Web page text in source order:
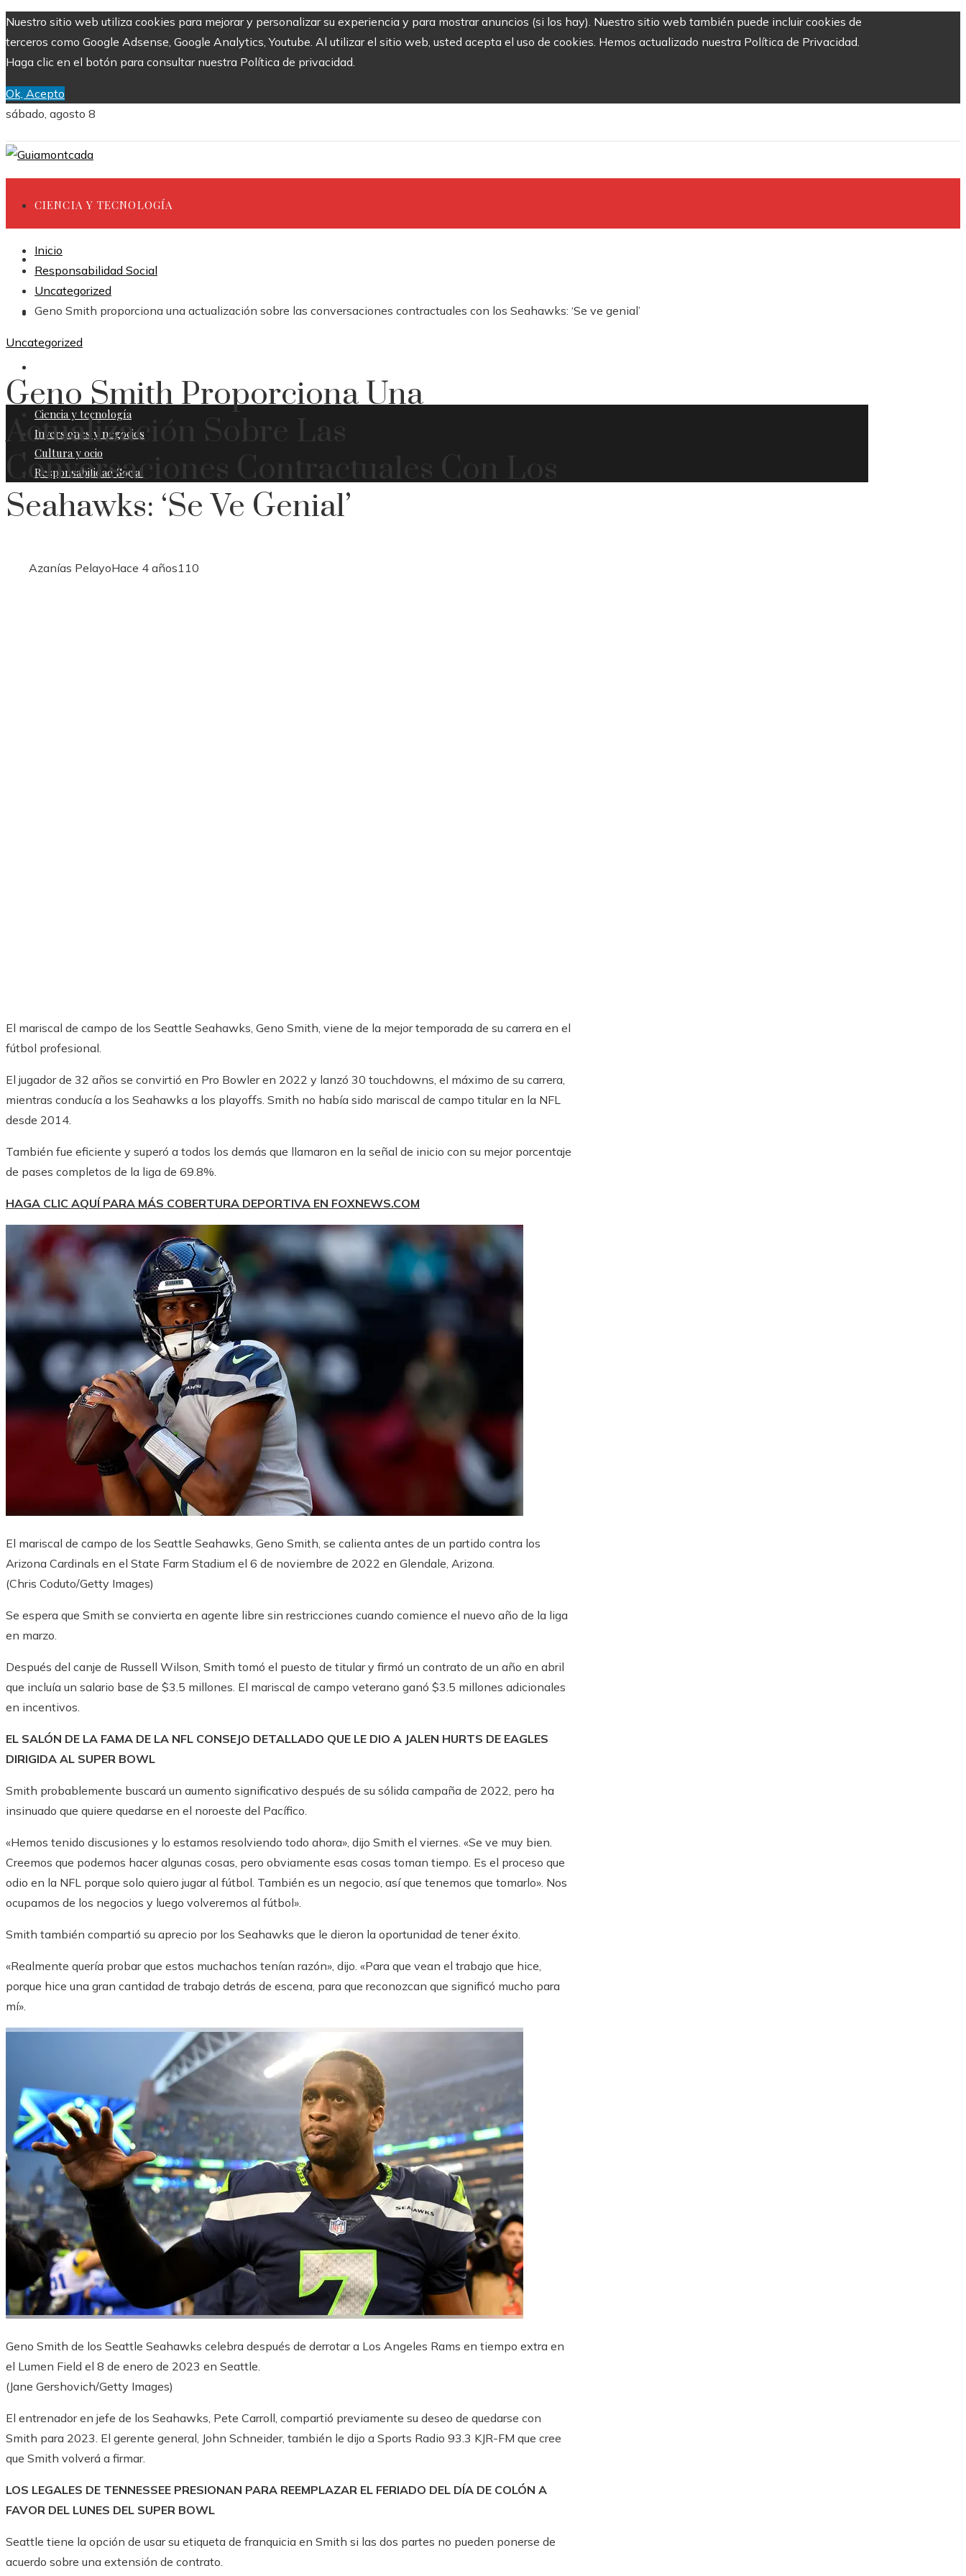
Nuestro sitio web utiliza cookies para mejorar y personalizar su experiencia y para mostrar anuncios (si los hay). Nuestro sitio web también puede incluir cookies de
terceros como Google Adsense, Google Analytics, Youtube. Al utilizar el sitio web, usted acepta el uso de cookies. Hemos actualizado nuestra Política de Privacidad.
Haga clic en el botón para consultar nuestra Política de privacidad.
Ok, Acepto
sábado, agosto 8
CIENCIA Y TECNOLOGÍA
INVERSIONES Y NEGOCIOS
CULTURA Y OCIO
Ciencia y tecnología
Inversiones y negocios
Cultura y ocio
Responsabilidad Social
Inicio
Responsabilidad Social
Uncategorized
Geno Smith proporciona una actualización sobre las conversaciones contractuales con los Seahawks: ‘Se ve genial’
Uncategorized
Geno Smith Proporciona Una
Actualización Sobre Las
Conversaciones Contractuales Con Los
Seahawks: ‘Se Ve Genial’
Azanías PelayoHace 4 años110
El mariscal de campo de los Seattle Seahawks, Geno Smith, viene de la mejor temporada de su carrera en el
fútbol profesional.
El jugador de 32 años se convirtió en Pro Bowler en 2022 y lanzó 30 touchdowns, el máximo de su carrera,
mientras conducía a los Seahawks a los playoffs. Smith no había sido mariscal de campo titular en la NFL
desde 2014.
También fue eficiente y superó a todos los demás que llamaron en la señal de inicio con su mejor porcentaje
de pases completos de la liga de 69.8%.
HAGA CLIC AQUÍ PARA MÁS COBERTURA DEPORTIVA EN FOXNEWS.COM
El mariscal de campo de los Seattle Seahawks, Geno Smith, se calienta antes de un partido contra los
Arizona Cardinals en el State Farm Stadium el 6 de noviembre de 2022 en Glendale, Arizona.
(Chris Coduto/Getty Images)
Se espera que Smith se convierta en agente libre sin restricciones cuando comience el nuevo año de la liga
en marzo.
Después del canje de Russell Wilson, Smith tomó el puesto de titular y firmó un contrato de un año en abril
que incluía un salario base de $3.5 millones. El mariscal de campo veterano ganó $3.5 millones adicionales
en incentivos.
EL SALÓN DE LA FAMA DE LA NFL CONSEJO DETALLADO QUE LE DIO A JALEN HURTS DE EAGLES
DIRIGIDA AL SUPER BOWL
Smith probablemente buscará un aumento significativo después de su sólida campaña de 2022, pero ha
insinuado que quiere quedarse en el noroeste del Pacífico.
«Hemos tenido discusiones y lo estamos resolviendo todo ahora», dijo Smith el viernes. «Se ve muy bien.
Creemos que podemos hacer algunas cosas, pero obviamente esas cosas toman tiempo. Es el proceso que
odio en la NFL porque solo quiero jugar al fútbol. También es un negocio, así que tenemos que tomarlo». Nos
ocupamos de los negocios y luego volveremos al fútbol».
Smith también compartió su aprecio por los Seahawks que le dieron la oportunidad de tener éxito.
«Realmente quería probar que estos muchachos tenían razón», dijo. «Para que vean el trabajo que hice,
porque hice una gran cantidad de trabajo detrás de escena, para que reconozcan que significó mucho para
mí».
Geno Smith de los Seattle Seahawks celebra después de derrotar a Los Angeles Rams en tiempo extra en
el Lumen Field el 8 de enero de 2023 en Seattle.
(Jane Gershovich/Getty Images)
El entrenador en jefe de los Seahawks, Pete Carroll, compartió previamente su deseo de quedarse con
Smith para 2023. El gerente general, John Schneider, también le dijo a Sports Radio 93.3 KJR-FM que cree
que Smith volverá a firmar.
LOS LEGALES DE TENNESSEE PRESIONAN PARA REEMPLAZAR EL FERIADO DEL DÍA DE COLÓN A
FAVOR DEL LUNES DEL SUPER BOWL
Seattle tiene la opción de usar su etiqueta de franquicia en Smith si las dos partes no pueden ponerse de
acuerdo sobre una extensión de contrato.